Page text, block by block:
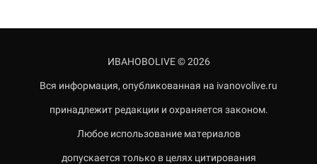
ИВАНОВОLIVE © 2026
Вся информация, опубликованная на ivanovolive.ru
принадлежит редакции и охраняется законом.
Любое использование материалов
допускается только в целях цитирования